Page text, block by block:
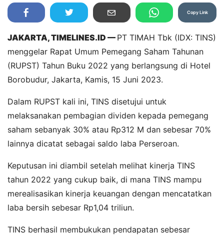
Copy Link
JAKARTA, TIMELINES.ID — PT TIMAH Tbk (IDX: TINS)
menggelar Rapat Umum Pemegang Saham Tahunan
(RUPST) Tahun Buku 2022 yang berlangsung di Hotel
Borobudur, Jakarta, Kamis, 15 Juni 2023.
Dalam RUPST kali ini, TINS disetujui untuk
melaksanakan pembagian dividen kepada pemegang
saham sebanyak 30% atau Rp312 M dan sebesar 70%
lainnya dicatat sebagai saldo laba Perseroan.
Keputusan ini diambil setelah melihat kinerja TINS
tahun 2022 yang cukup baik, di mana TINS mampu
merealisasikan kinerja keuangan dengan mencatatkan
laba bersih sebesar Rp1,04 triliun.
TINS berhasil membukukan pendapatan sebesar